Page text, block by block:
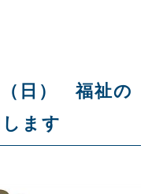
（日） 福祉の
ます